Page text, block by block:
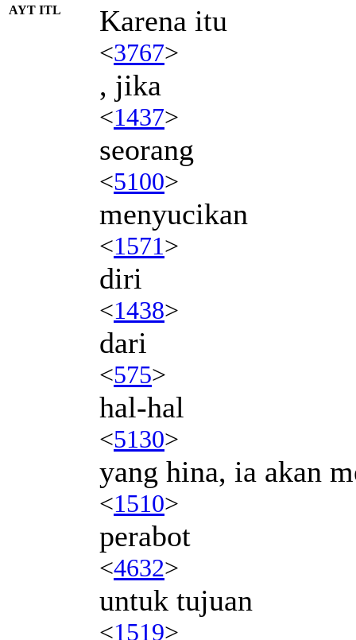
AYT ITL Karena itu
<3767>
, jika
<1437>
seorang
<5100>
menyucikan
<1571>
diri
<1438>
dari
<575>
hal-hal
<5130>
yang hina, ia akan
<1510>
perabot
<4632>
untuk tujuan
<1519>